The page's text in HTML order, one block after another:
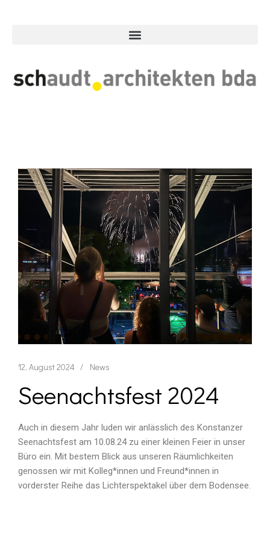
12. August 2024 News
Seenachtsfest 2024
Auch in diesem Jahr luden wir anlässlich des Konstanzer
Seenachtsfest am 10.08.24 zu einer kleinen Feier in unser
Büro ein. Mit bestem Blick aus unseren Räumlichkeiten
genossen wir mit Kolleg*innen und Freund*innen in
vorderster Reihe das Lichterspektakel über dem Bodensee.